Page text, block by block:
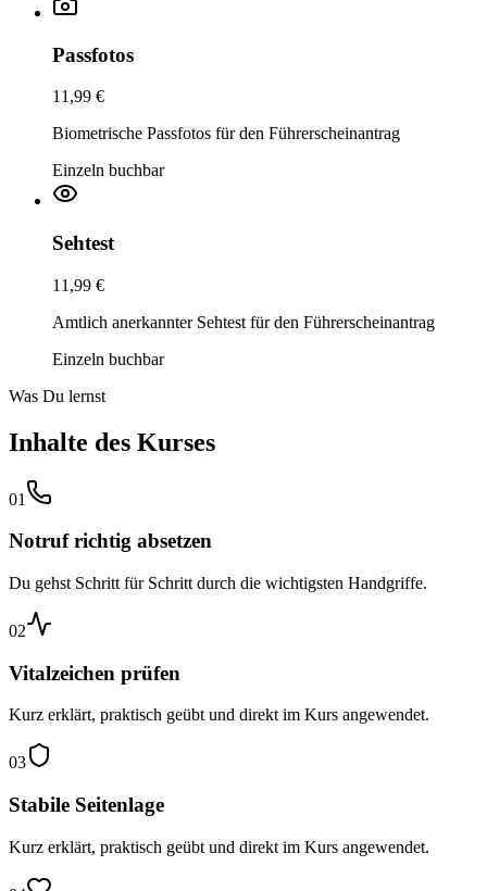
Passfotos
11,99 €
Biometrische Passfotos für den Führerscheinantrag
Einzeln buchbar
Sehtest
11,99 €
Amtlich anerkannter Sehtest für den Führerscheinantrag
Einzeln buchbar
Was Du lernst
Inhalte des Kurses
01
Notruf richtig absetzen
Du gehst Schritt für Schritt durch die wichtigsten Handgriffe.
02
Vitalzeichen prüfen
Kurz erklärt, praktisch geübt und direkt im Kurs angewendet.
03
Stabile Seitenlage
Kurz erklärt, praktisch geübt und direkt im Kurs angewendet.